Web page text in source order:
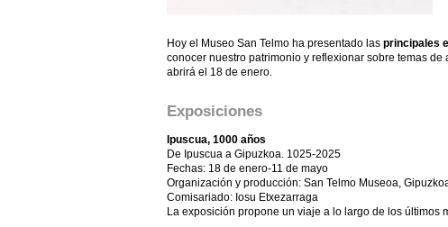
Hoy el Museo San Telmo ha presentado las principales
conocer nuestro patrimonio y reflexionar sobre temas
abrirá el 18 de enero.
Exposiciones
Ipuscua, 1000 años
De Ipuscua a Gipuzkoa. 1025-2025
Fechas: 18 de enero-11 de mayo
Organización y producción: San Telmo Museoa,
Comisariado: Iosu Etxezarraga
La exposición propone un viaje a lo largo de los últimos